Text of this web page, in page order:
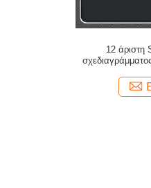
12 άριστη